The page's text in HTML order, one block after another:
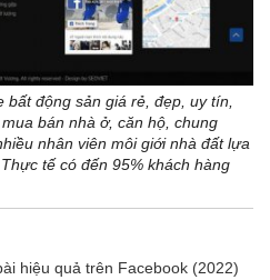
bất động sản giá rẻ, đẹp, uy tín,
bán nhà ở, căn hộ, chung
nhân viên môi giới nhà đất lựa
tế có đến 95% khách hàng
hiệu quả trên Facebook (2022)